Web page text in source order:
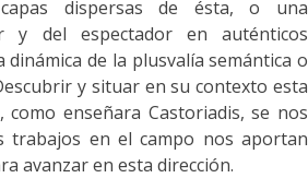
dispersas de ésta, o una
y del espectador en auténticos
de la plusvalía semántica o
y situar en su contexto esta
como enseñara Castoriadis, se nos
trabajos en el campo nos aportan
avanzar en esta dirección.